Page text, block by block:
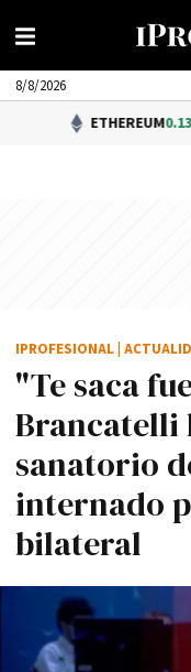
8/8/2026
ETHEREUM0.13%$1,917.75
"Te saca
Brancatelli
sanatorio
internado
bilateral
IPROFESIONAL